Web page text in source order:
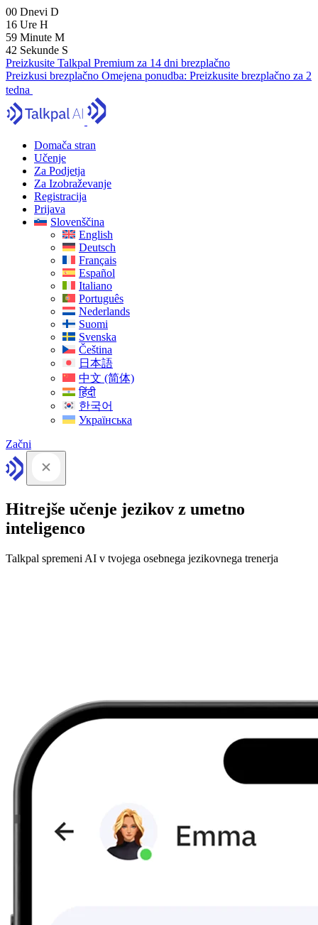
00 Dnevi D
16 Ure H
59 Minute M
41 Sekunde S
Preizkusite Talkpal Premium za 14 dni brezplačno
Preizkusi brezplačno Omejena ponudba: Preizkusite brezplačno za 2
tedna
Domača stran
Učenje
Za Podjetja
Za Izobraževanje
Registracija
Prijava
Slovenščina
English
Deutsch
Français
Español
Italiano
Português
Nederlands
Suomi
Svenska
Čeština
日本語
中文 (简体)
हिंदी
한국어
Українська
Začni
Hitrejše učenje jezikov z umetno
inteligenco
Talkpal spremeni AI v tvojega osebnega jezikovnega trenerja